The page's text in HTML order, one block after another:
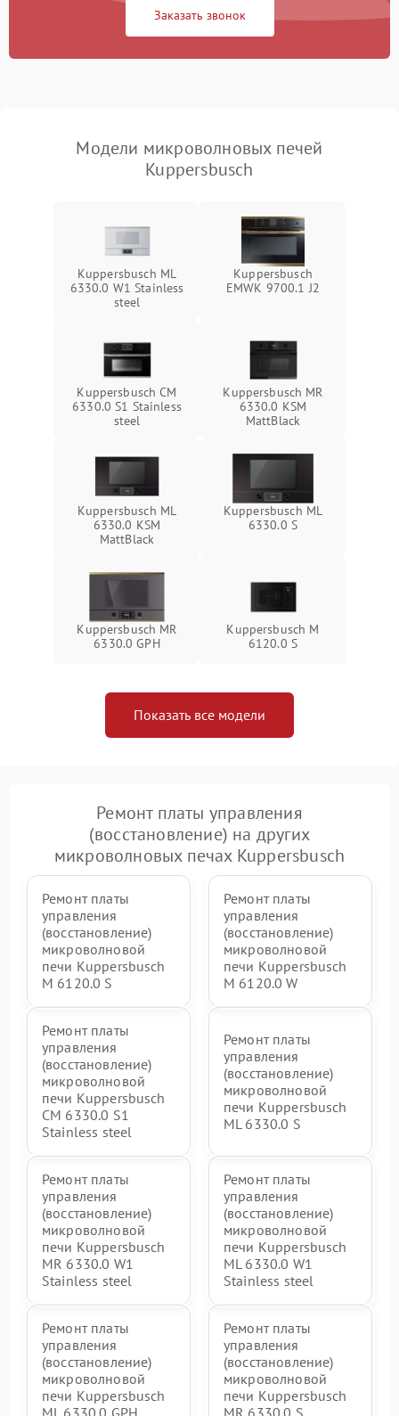
Не работают сенсорные
Сломался трансформатор Подробнее →
Заказать звонок
Модели микроволновых печей
Kuppersbusch
Kuppersbusch ML
6330.0 W1 Stainless
steel
Kuppersbusch
EMWK 9700.1 J2
Kuppersbusch CM
6330.0 S1 Stainless
steel
Kuppersbusch MR
6330.0 KSM
MattBlack
Kuppersbusch ML
6330.0 KSM
MattBlack
Kuppersbusch ML
6330.0 S
Kuppersbusch MR
6330.0 GPH
Kuppersbusch M
6120.0 S
Показать все модели
Ремонт платы управления
(восстановление) на других
микроволновых печах Kuppersbusch
Ремонт платы
управления
(восстановление)
микроволновой
печи Kuppersbusch
M 6120.0 S
Ремонт платы
управления
(восстановление)
микроволновой
печи Kuppersbusch
M 6120.0 W
Ремонт платы
управления
(восстановление)
микроволновой
печи Kuppersbusch
CM 6330.0 S1
Stainless steel
Ремонт платы
управления
(восстановление)
микроволновой
печи Kuppersbusch
ML 6330.0 S
Ремонт платы
управления
(восстановление)
микроволновой
печи Kuppersbusch
MR 6330.0 W1
Stainless steel
Ремонт платы
управления
(восстановление)
микроволновой
печи Kuppersbusch
ML 6330.0 W1
Stainless steel
Ремонт платы
управления
(восстановление)
микроволновой
печи Kuppersbusch
Ремонт платы
управления
(восстановление)
микроволновой
печи Kuppersbusch